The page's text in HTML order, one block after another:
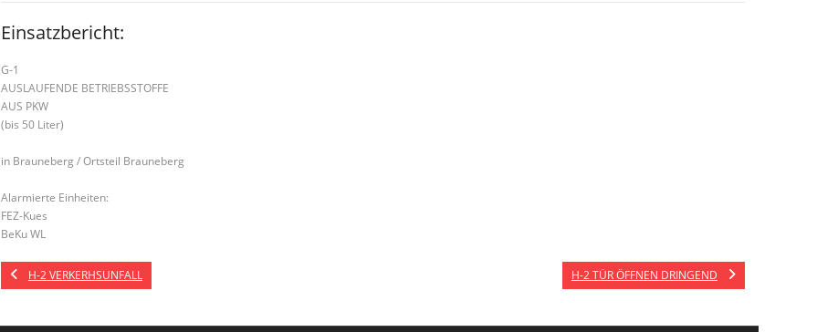
Einsatzbericht:
G-1
AUSLAUFENDE BETRIEBSSTOFFE
AUS PKW
(bis 50 Liter)
in Brauneberg / Ortsteil Brauneberg
Alarmierte Einheiten:
FEZ-Kues
BeKu WL
H-2 VERKERHSUNFALL H-2 TÜR ÖFFNEN DRINGEND